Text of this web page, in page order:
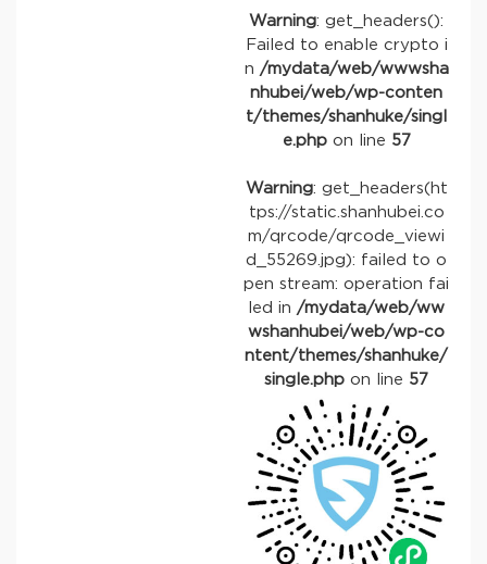
Warning: get_headers():
Failed to enable crypto i
n /mydata/web/wwwsha
nhubei/web/wp-conten
t/themes/shanhuke/singl
e.phpon line 57
Warning: get_headers(ht
tps://static.shanhubei.co
m/qrcode/qrcode_viewi
d_55269.jpg): failed to o
pen stream: operation fai
led in /mydata/web/ww
wshanhubei/web/wp-co
ntent/themes/shanhuke/
single.php on line 57